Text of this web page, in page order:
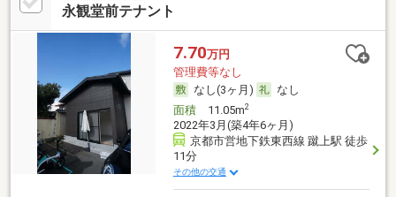
永観堂前テナント
7.70万円
管理費等なし
なし(3ヶ月)
なし
面積11.05m2
2022年3月(築4年6ヶ月)
京都市営地下鉄東西線 蹴上駅 徒歩
11分
その他の交通